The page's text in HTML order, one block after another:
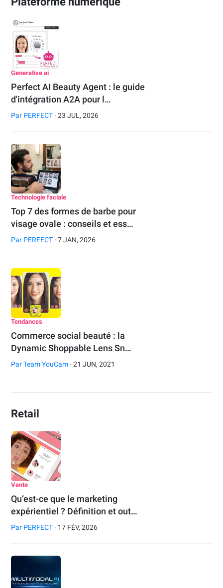
Generative ai
Perfect AI Beauty Agent : le guide
d'intégration A2A pour l…
Par PERFECT · 23 JUL, 2026
Technologie faciale
Top 7 des formes de barbe pour
visage ovale : conseils et ess…
Par PERFECT · 7 JAN, 2026
Tendances
Commerce social beauté : la
Dynamic Shoppable Lens Sn…
ParTeam YouCam · 21 JUN, 2021
Retail
Vente
Qu’est-ce que le marketing
expérientiel ? Définition et out…
Par PERFECT · 17 FÉV, 2026